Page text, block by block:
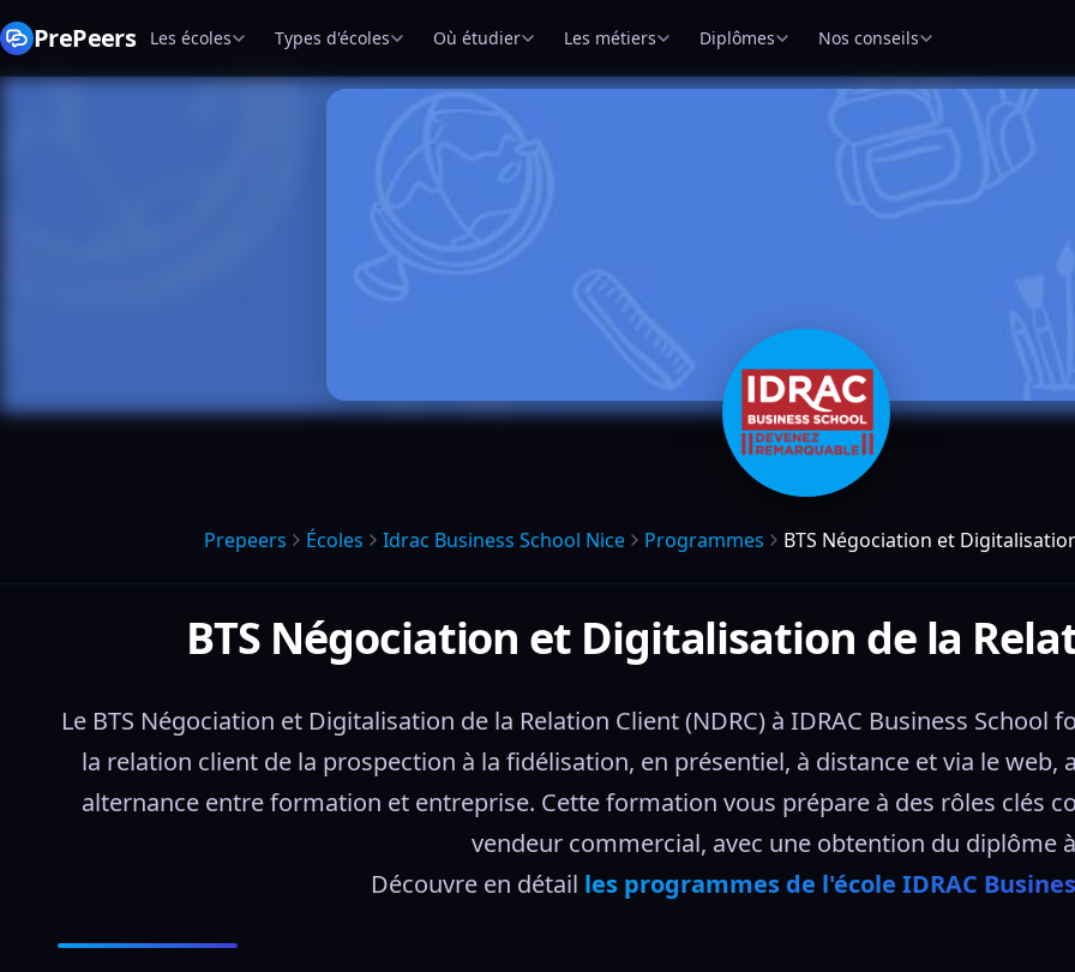
PrePeers Les écoles Types d'écoles Où étudier Les métiers Diplômes Nos conseils
Prepeers Écoles Idrac Business School Nice Programmes BTS Négociation et
BTS Négociation et Digitalisation de la
Le BTS Négociation et Digitalisation de la Relation Client (NDRC) à IDRAC Business
la relation client de la prospection à la fidélisation, en présentiel, à distance et via le
alternance entre formation et entreprise. Cette formation vous prépare à des rôles clés
vendeur commercial, avec une obtention du diplôme
Découvre en détail les programmes de l'école IDRAC